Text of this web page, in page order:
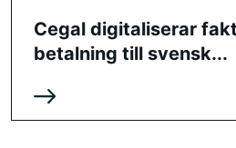
Cegal digitaliserar
betalning till svensk...